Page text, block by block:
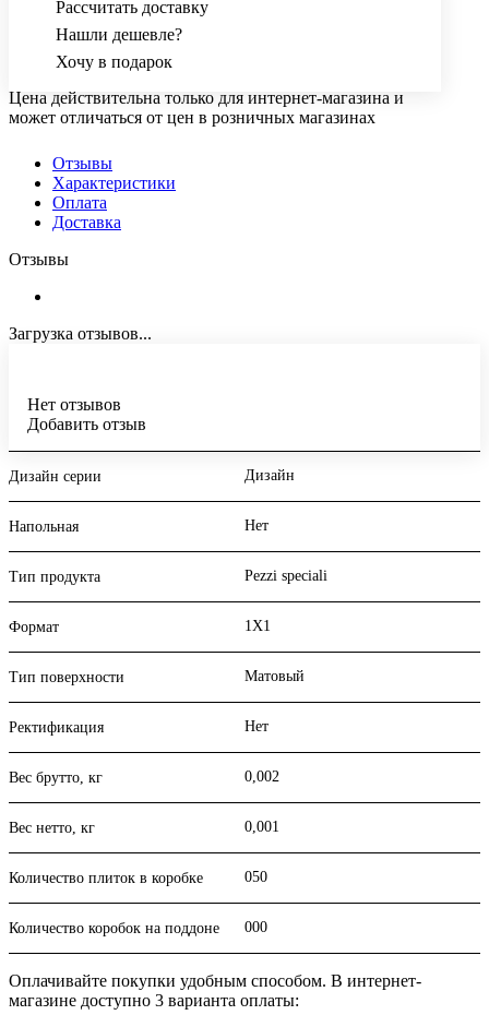
Рассчитать доставку
Нашли дешевле?
Хочу в подарок
Цена действительна только для интернет-магазина и
может отличаться от цен в розничных магазинах
Отзывы
Характеристики
Оплата
Доставка
Отзывы
Загрузка отзывов...
Нет отзывов
Добавить отзыв
Дизайн серии Дизайн
Напольная Нет
Тип продукта Pezzi speciali
Формат 1X1
Тип поверхности Матовый
Ректификация Нет
Вес брутто, кг 0,002
Вес нетто, кг 0,001
Количество плиток в коробке 050
Количество коробок на поддоне 000
Оплачивайте покупки удобным способом. В интернет-
магазине доступно 3 варианта оплаты: